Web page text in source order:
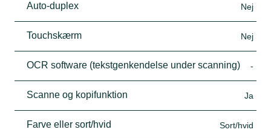
Auto-duplex Nej
Touchskærm Nej
OCR software (tekstgenkendelse under scanning) -
Scanne og kopifunktion Ja
Farve eller sort/hvid Sort/hvid